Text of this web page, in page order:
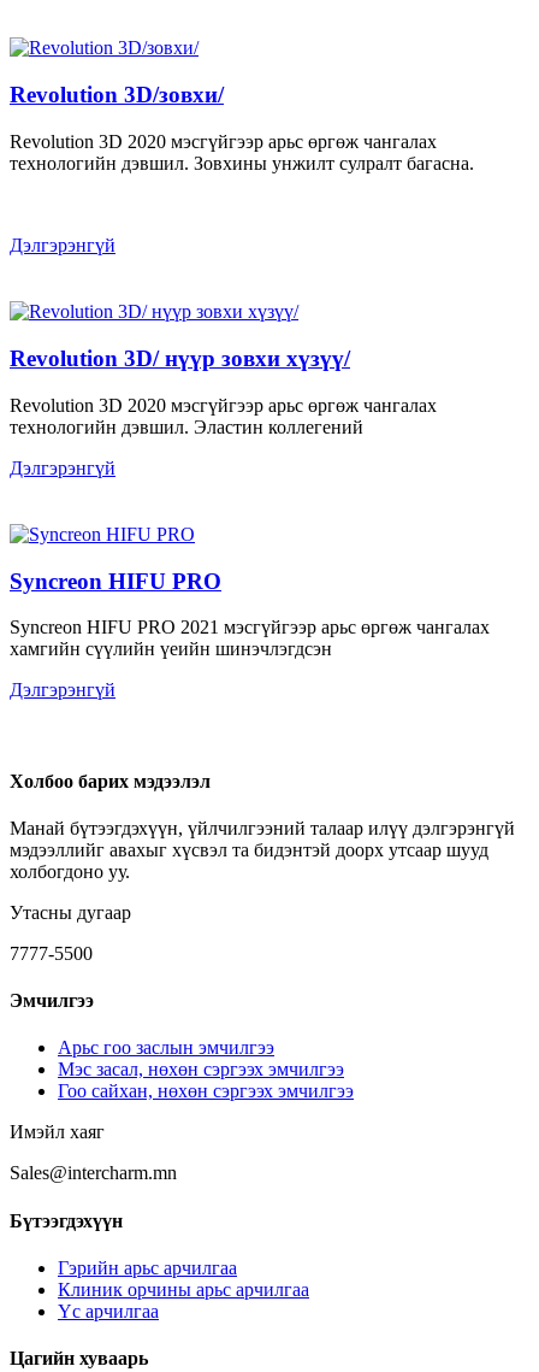
Revolution 3D/зовхи/
Revolution 3D 2020 мэсгүйгээр арьс өргөж чангалах
технологийн дэвшил. Зовхины унжилт сулралт багасна.
Дэлгэрэнгүй
Revolution 3D/ нүүр зовхи хүзүү/
Revolution 3D 2020 мэсгүйгээр арьс өргөж чангалах
технологийн дэвшил. Эластин коллегений
Дэлгэрэнгүй
Syncreon HIFU PRO
Syncreon HIFU PRO 2021 мэсгүйгээр арьс өргөж чангалах
хамгийн сүүлийн үеийн шинэчлэгдсэн
Дэлгэрэнгүй
Холбоо барих мэдээлэл
Манай бүтээгдэхүүн, үйлчилгээний талаар илүү дэлгэрэнгүй
мэдээллийг авахыг хүсвэл та бидэнтэй доорх утсаар шууд
холбогдоно уу.
Утасны дугаар
7777-5500
Эмчилгээ
Арьс гоо заслын эмчилгээ
Мэс засал, нөхөн сэргээх эмчилгээ
Гоо сайхан, нөхөн сэргээх эмчилгээ
Имэйл хаяг
Sales@intercharm.mn
Бүтээгдэхүүн
Гэрийн арьс арчилгаа
Клиник орчины арьс арчилгаа
Үс арчилгаа
Цагийн хуваарь